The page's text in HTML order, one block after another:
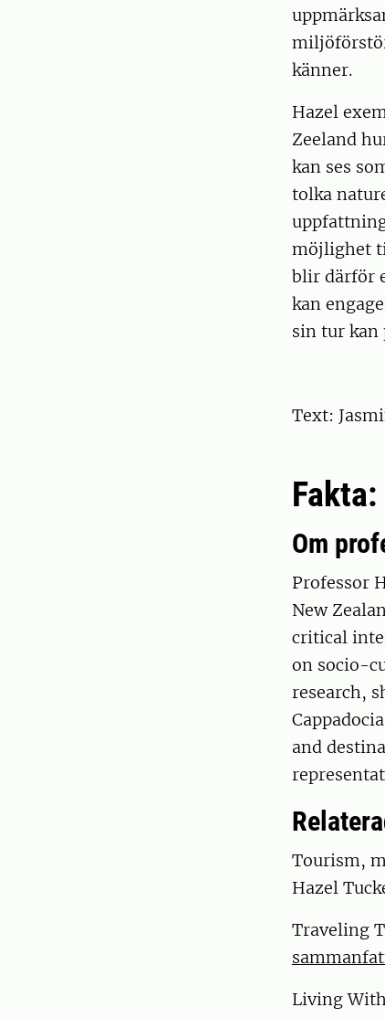
känner.
Hazel
Zeeland
kan ses
tolka
möjlighet
blir därför
kan
sin tur kan
Text:
Fakta:
Om
Professor
New
critical
on socio-
research,
and
Tourism,
Hazel
Traveling
Living